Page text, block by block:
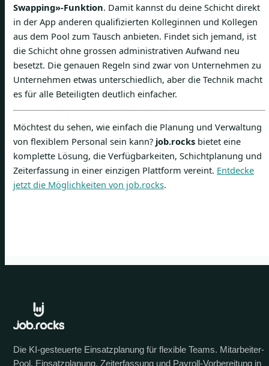
Swapping»-Funktion. Damit kannst du deine Schicht direkt
in der App anderen qualifizierten Kolleginnen und Kollegen
aus dem Pool zum Tausch anbieten. Findet sich jemand, ist
die Schicht ohne grossen administrativen Aufwand neu
besetzt. Die genauen Regeln sind zwar von Unternehmen zu
Unternehmen etwas unterschiedlich, aber die Technik macht
es für alle Beteiligten deutlich einfacher.
Möchtest du sehen, wie einfach die Planung und Verwaltung
von flexiblem Personal sein kann? job.rocks bietet eine
komplette Lösung, die Verfügbarkeiten, Schichtplanung und
Zeiterfassung in einer einzigen Plattform vereint. Entdecke
jetzt die Möglichkeiten von job.rocks.
Die KI-gesteuerte Einsatzplanung für flexible Teams. Mitarbeiter-
Pool, Einsatzplanung, Zeiterfassung und Payroll-Vorbereitung in